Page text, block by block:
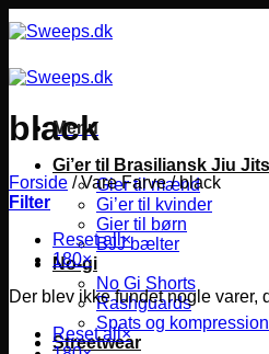
til
Menu
Gi’er til Brasiliansk Jiu
Gier til mænd
Gi’er til kvinder
Gier til børn
BJJ bælter
No-gi
No Gi Shorts
Rashguards
Spats og
Streetwear
black
Forside /Vare Farve/black
Filter
Reset all×
180×
Der blev ikke fundet nogle varer,
Reset all×